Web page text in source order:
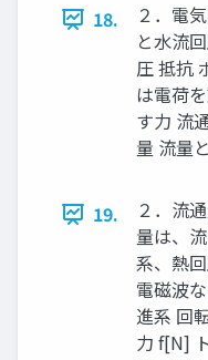
18.
２．電
と水流
圧 抵抗
は電荷
す力 流
量 流量
19.
２．流
量は、
系、熱
電磁波
進系 回
力 f[N]